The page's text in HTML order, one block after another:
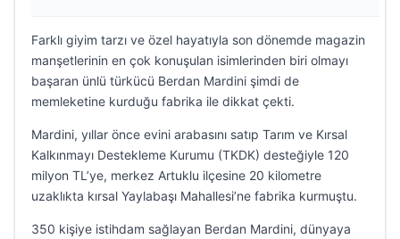
Farklı giyim tarzı ve özel hayatıyla son dönemde magazin
manşetlerinin en çok konuşulan isimlerinden biri olmayı
başaran ünlü türkücü Berdan Mardini şimdi de
memleketine kurduğu fabrika ile dikkat çekti.
Mardini, yıllar önce evini arabasını satıp Tarım ve Kırsal
Kalkınmayı Destekleme Kurumu (TKDK) desteğiyle 120
milyon TL’ye, merkez Artuklu ilçesine 20 kilometre
uzaklıkta kırsal Yaylabaşı Mahallesi’ne fabrika kurmuştu.
350 kişiye istihdam sağlayan Berdan Mardini, dünyaya